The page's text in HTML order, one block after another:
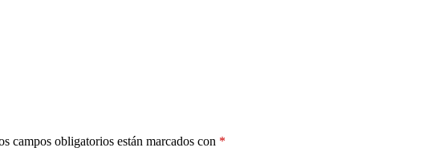
campos obligatorios están marcados con *